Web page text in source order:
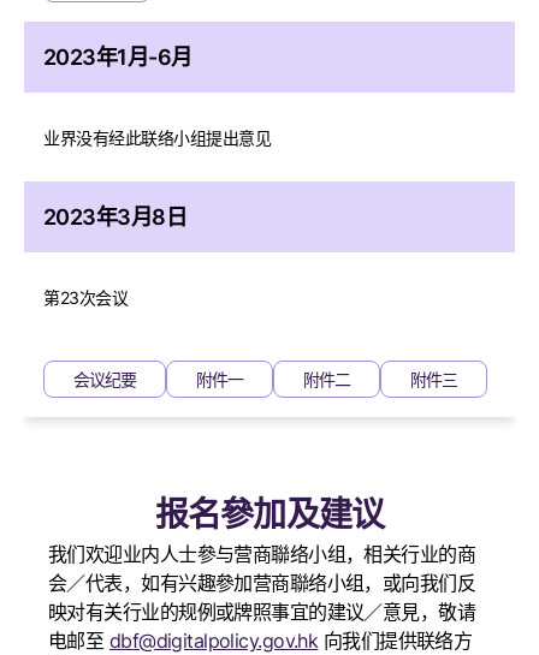
2023年1月-6月
业界没有经此联络小组提出意见
2023年3月8日
第23次会议
会议纪要 附件一 附件二 附件三
报名參加及建议
我们欢迎业内人士參与营商聯络小组，相关行业的商
会／代表，如有兴趣參加营商聯络小组，或向我们反
映对有关行业的规例或牌照事宜的建议／意見，敬请
电邮至 dbf@digitalpolicy.gov.hk向我们提供联络方